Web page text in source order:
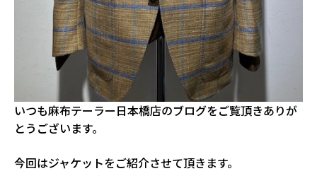
いつも麻布テーラー日本橋店のブログをご覧頂きありが
とうございます。
今回はジャケットをご紹介させて頂きます。